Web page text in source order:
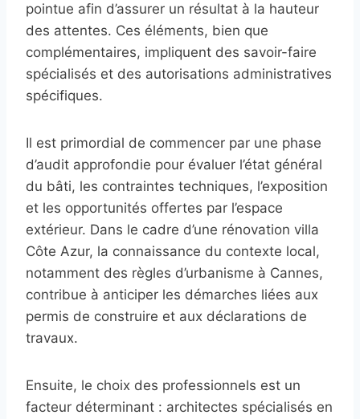
pointue afin d’assurer un résultat à la hauteur
des attentes. Ces éléments, bien que
complémentaires, impliquent des savoir-faire
spécialisés et des autorisations administratives
spécifiques.
Il est primordial de commencer par une phase
d’audit approfondie pour évaluer l’état général
du bâti, les contraintes techniques, l’exposition
et les opportunités offertes par l’espace
extérieur. Dans le cadre d’une rénovation villa
Côte Azur, la connaissance du contexte local,
notamment des règles d’urbanisme à Cannes,
contribue à anticiper les démarches liées aux
permis de construire et aux déclarations de
travaux.
Ensuite, le choix des professionnels est un
facteur déterminant : architectes spécialisés en